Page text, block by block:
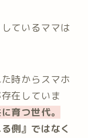
ているママは
時からスマホ
在していま
育つ世代。
側』ではなく